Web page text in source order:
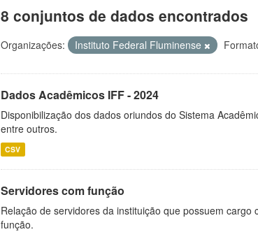
8 conjuntos de dados encontrados
Organizações: Instituto Federal Fluminense
Dados Acadêmicos IFF - 2024
Disponibilização dos dados oriundos do Sistema
entre outros.
CSV
Servidores com função
Relação de servidores da instituição que possuem
função.